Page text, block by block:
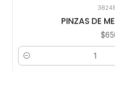
PINZAS DE
Cantidad